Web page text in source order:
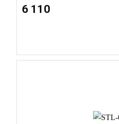
6 110